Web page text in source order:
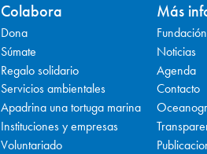
Colabora
Dona
Súmate
Regalo solidario
Servicios ambientales
Apadrina una tortuga marina
Instituciones y empresas
Voluntariado
Más
Noticias
Agenda
Contacto